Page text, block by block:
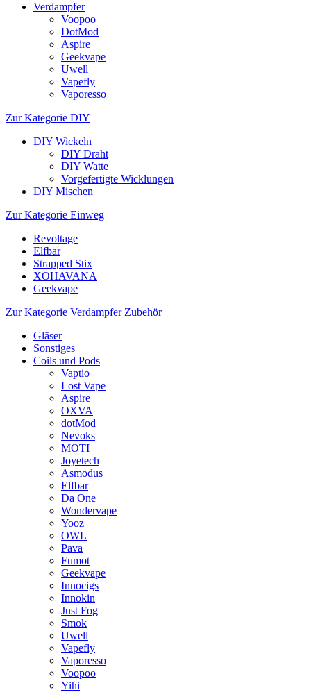
Verdampfer
Voopoo
DotMod
Aspire
Geekvape
Uwell
Vapefly
Vaporesso
Zur Kategorie DIY
DIY Wickeln
DIY Draht
DIY Watte
Vorgefertigte Wicklungen
DIY Mischen
Zur Kategorie Einweg
Revoltage
Elfbar
Strapped Stix
XOHAVANA
Geekvape
Zur Kategorie Verdampfer Zubehör
Gläser
Sonstiges
Coils und Pods
Vaptio
Lost Vape
Aspire
OXVA
dotMod
Nevoks
MOTI
Joyetech
Asmodus
Elfbar
Da One
Wondervape
Yooz
OWL
Pava
Fumot
Geekvape
Innocigs
Innokin
Just Fog
Smok
Uwell
Vapefly
Vaporesso
Voopoo
Yihi